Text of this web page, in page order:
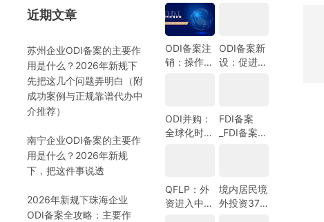
近期文章
苏州企业ODI备案的主要作
用是什么？2026年新规下
先把这几个问题弄明白（附
成功案例与正规靠谱代办中
介推荐）
南宁企业ODI备案的主要作
用是什么？2026年新规
下，把这件事说透
2026年新规下珠海企业
ODI备案全攻略：主要作
ODI备案注
销：操作指
ODI备案新
设：促进中
ODI并购：
全球化时代
FDI备案
_FDI备案指
规圈
QFLP：外
资进入中国
境内居民境
外投资37